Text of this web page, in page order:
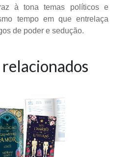
à tona temas políticos e
tempo em que entrelaça
de poder e sedução.